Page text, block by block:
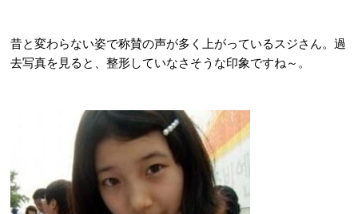
昔と変わらない姿で称賛の声が多く上がっているスジさん。過
去写真を見ると、整形していなさそうな印象ですね～。